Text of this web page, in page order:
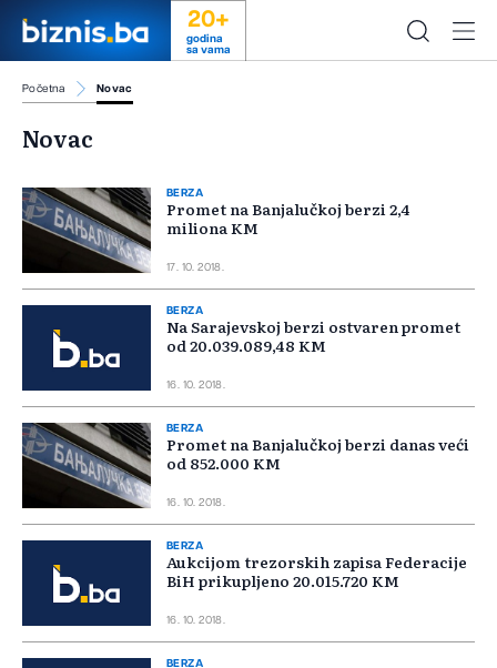
20+
godina
sa vama
Početna Novac
Novac
BERZA
Promet na Banjalučkoj berzi 2,4
miliona KM
17. 10. 2018.
BERZA
Na Sarajevskoj berzi ostvaren promet
od 20.039.089,48 KM
16. 10. 2018.
BERZA
Promet na Banjalučkoj berzi danas veći
od 852.000 KM
16. 10. 2018.
BERZA
Aukcijom trezorskih zapisa Federacije
BiH prikupljeno 20.015.720 KM
16. 10. 2018.
BERZA